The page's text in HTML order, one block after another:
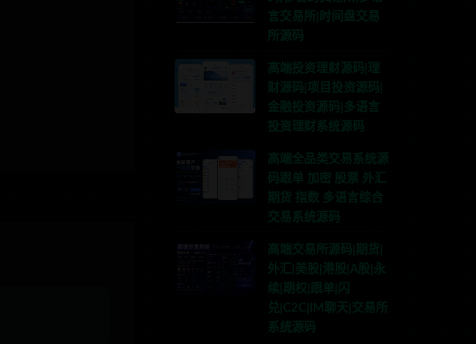
言交易所|时间盘交易
所源码
高端投资理财源码|理
财源码|项目投资源码|
金融投资源码|多语言
投资理财系统源码
高端全品类交易系统源
码跟单 加密 股票 外汇
期货 指数 多语言综合
交易系统源码
高端交易所源码|期货|
外汇|美股|港股|A股|永
续|期权|跟单|闪
兑|C2C|IM聊天|交易所
系统源码